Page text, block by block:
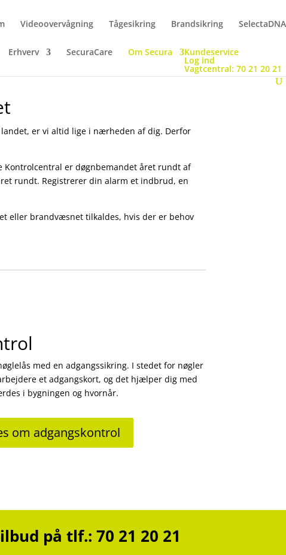
Videoovervågning Tågesikring Brandsikring SelectaDNA
Erhverv SecuraCare Om Secura Kundeservice
Log ind
Vagtcentral: 70 21 20 21
er vi altid lige i nærheden af dig. Derfor
Kontrolcentral er døgnbemandet året rundt af
rundt. Registrerer din alarm et indbrud, en
eller brandvæsnet tilkaldes, hvis der er behov
med en adgangssikring. I stedet for nøgler
et adgangskort, og det hjælper dig med
i bygningen og hvornår.
om adgangskontrol
på tlf.: 70 21 20 21